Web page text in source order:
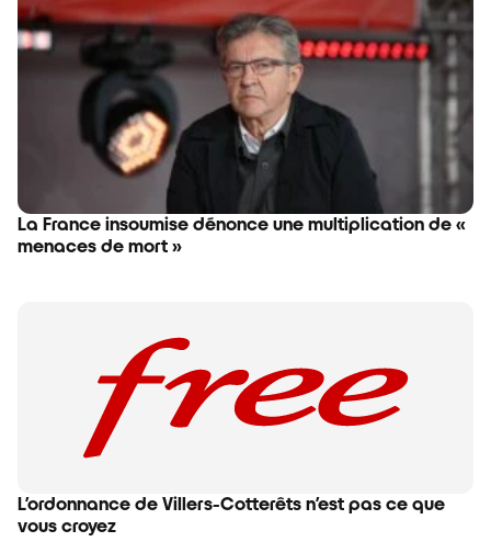
La France insoumise dénonce une multiplication de «
menaces de mort »
L’ordonnance de Villers-Cotterêts n’est pas ce que
vous croyez